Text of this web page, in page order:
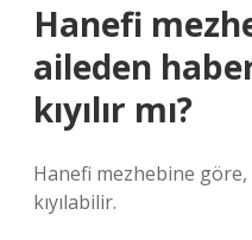
Hanefi
aileden
kıyılır mı?
Hanefi mezhebine göre,
kıyılabilir.